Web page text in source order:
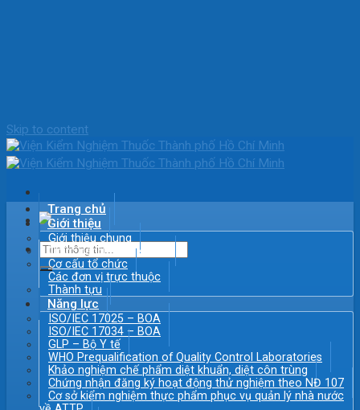
Skip to content
Trang chủ
Giới thiệu
Giới thiệu chung
Chức năng – Nhiệm vụ
Cơ cấu tổ chức
Các đơn vị trực thuộc
Thành tựu
Năng lực
ISO/IEC 17025 – BOA
ISO/IEC 17034 – BOA
GLP – Bộ Y tế
WHO Prequalification of Quality Control Laboratories
Khảo nghiệm chế phẩm diệt khuẩn, diệt côn trùng
Chứng nhận đăng ký hoạt động thử nghiệm theo NĐ 107
Cơ sở kiểm nghiệm thực phẩm phục vụ quản lý nhà nước